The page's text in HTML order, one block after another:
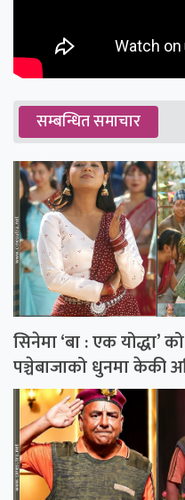
सम्बन्धित समाचार
सिनेमा ‘बा : एक योद्धा’
पञ्चेबाजाको धुनमा केकी